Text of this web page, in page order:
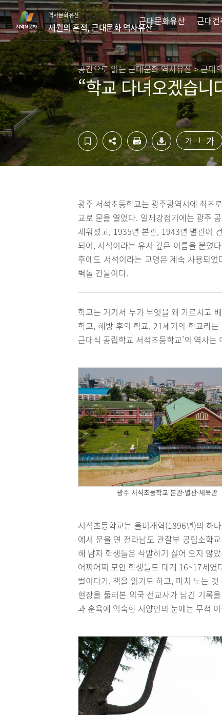
컨
텐
츠
영
역
바
로
가
기
하
단
영
역
바
로
가
기
역사문화유산
세월의 흔적, 근대문화 역사유산
근대문화유산 근대
공간으로 읽는 근대문화 역사유산 > 근대
“학교 다녀오겠습니
가 가
광주 서석초등학교는 광주광역시에 최초
교로 문을 열었다. 일제강점기에는 광주
세워졌고, 1935년 본관, 1943년 별관이
되어, 서석이라는 유서 깊은 이름을 붙였
후에도 서석이라는 교명은 계속 사용되
벽돌 건물이다.
학교는 거기서 누가 무엇을 왜 가르치고
학교, 해방 후의 학교, 21세기의 학교라
근대식 공립학교 서석초등학교’의 역사는
광주 서석초등학교 본관·별관·체육관
서석초등학교는 을미개혁(1896년)의 하
에서 문을 연 전라남도 관찰부 공립소학
해 남자 학생들은 삭발하기 싫어 오지 않
어찌어찌 모인 학생들도 대개 16~17세였
벌이다가, 책을 읽기도 하고, 마치 노는
현장을 둘러본 외국 선교사가 남긴 기록
과 훈육에 익숙한 서양인의 눈에는 무척